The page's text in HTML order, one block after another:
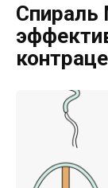
Спираль